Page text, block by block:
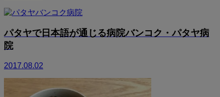
パタヤで日本語が通じる病院バンコク・パタヤ病
院
2017.08.02